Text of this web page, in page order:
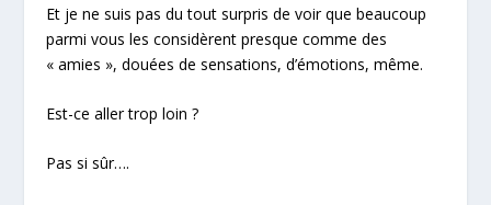
Et je ne suis pas du tout surpris de voir que beaucoup
parmi vous les considèrent presque comme des
« amies », douées de sensations, d’émotions, même.
Est-ce aller trop loin ?
Pas si sûr….